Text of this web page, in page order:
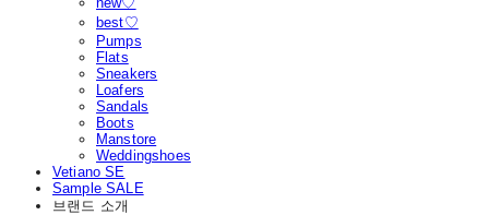
best♡
Pumps
Flats
Sneakers
Loafers
Sandals
Boots
Manstore
Weddingshoes
Vetiano SE
Sample SALE
브랜드 소개